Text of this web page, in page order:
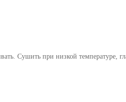
Сушить при низкой температуре,